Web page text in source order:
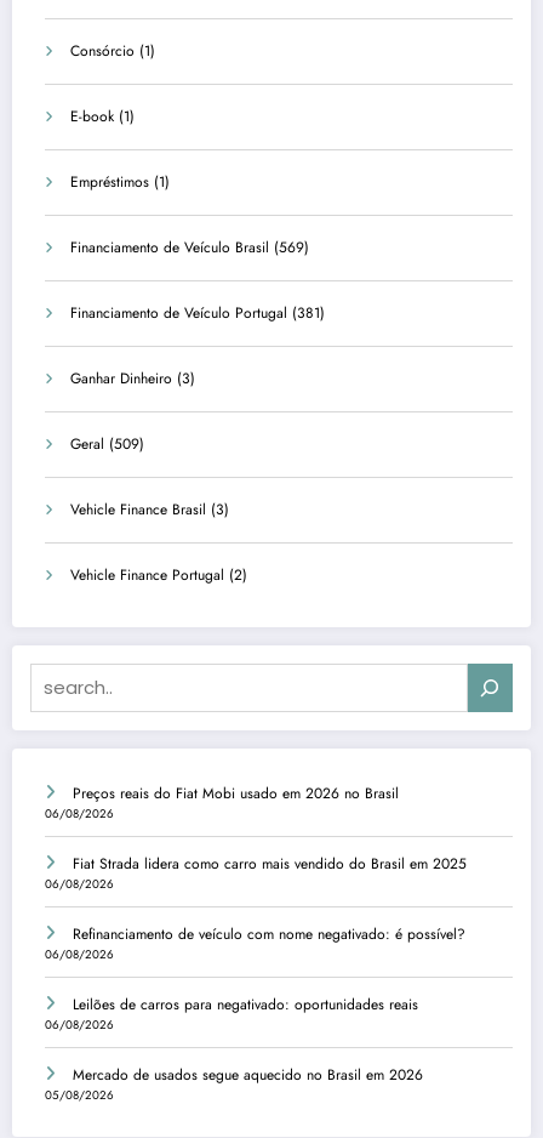
Consórcio (1)
E-book (1)
Empréstimos (1)
Financiamento de Veículo Brasil (569)
Financiamento de Veículo Portugal (381)
Ganhar Dinheiro (3)
Geral (509)
Vehicle Finance Brasil (3)
Vehicle Finance Portugal (2)
Preços reais do Fiat Mobi usado em 2026 no Brasil
06/08/2026
Fiat Strada lidera como carro mais vendido do Brasil em 2025
06/08/2026
Refinanciamento de veículo com nome negativado: é possível?
06/08/2026
Leilões de carros para negativado: oportunidades reais
06/08/2026
Mercado de usados segue aquecido no Brasil em 2026
05/08/2026